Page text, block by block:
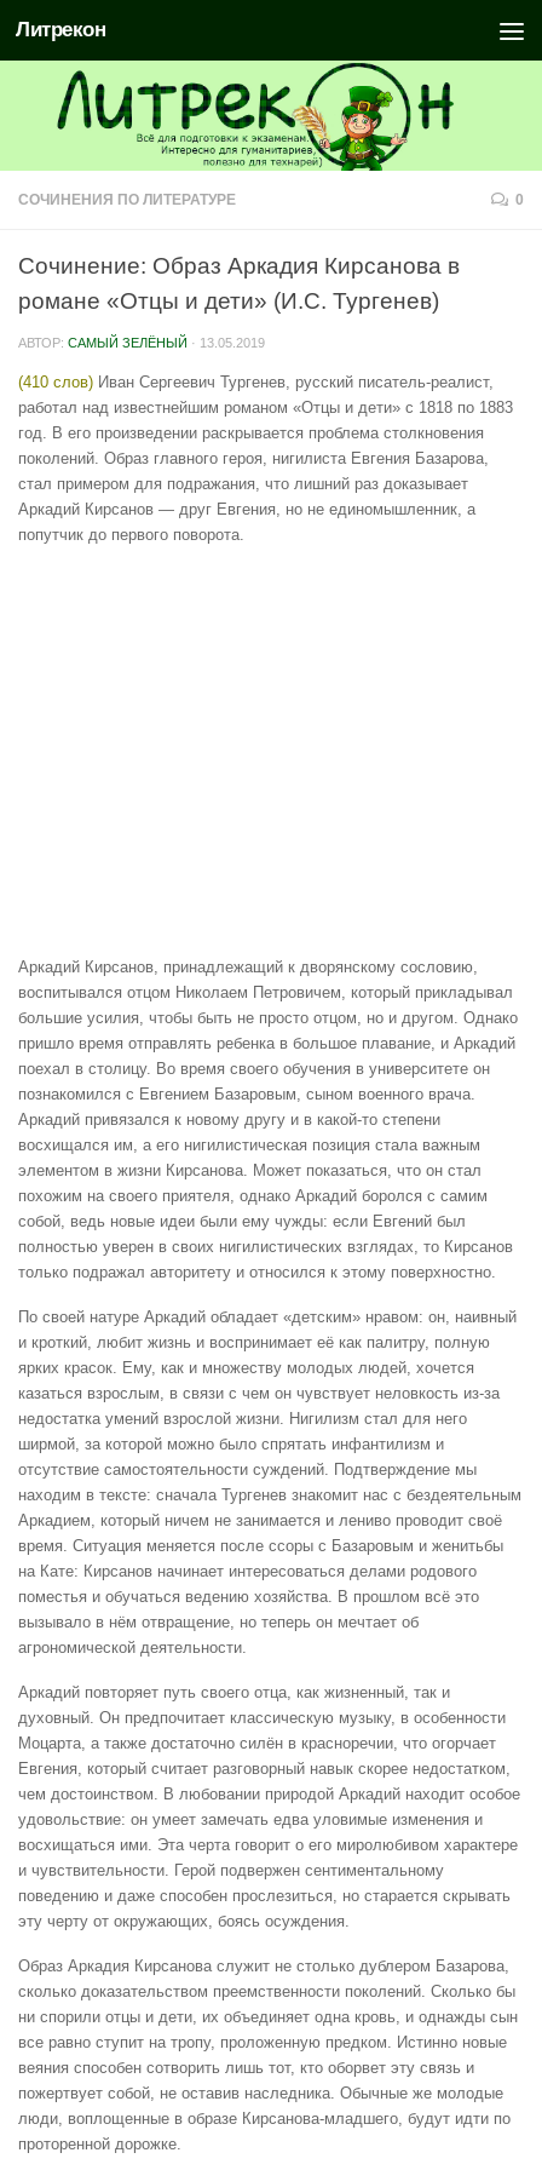
Литрекон
СОЧИНЕНИЯ ПО ЛИТЕРАТУРЕ 0
Сочинение: Образ Аркадия Кирсанова в
романе «Отцы и дети» (И.С. Тургенев)
АВТОР: САМЫЙ ЗЕЛЁНЫЙ · 13.05.2019
(410 слов) Иван Сергеевич Тургенев, русский писатель-реалист,
работал над известнейшим романом «Отцы и дети» с 1818 по 1883
год. В его произведении раскрывается проблема столкновения
поколений. Образ главного героя, нигилиста Евгения Базарова,
стал примером для подражания, что лишний раз доказывает
Аркадий Кирсанов — друг Евгения, но не единомышленник, а
попутчик до первого поворота.
Аркадий Кирсанов, принадлежащий к дворянскому сословию,
воспитывался отцом Николаем Петровичем, который прикладывал
большие усилия, чтобы быть не просто отцом, но и другом. Однако
пришло время отправлять ребенка в большое плавание, и Аркадий
поехал в столицу. Во время своего обучения в университете он
познакомился с Евгением Базаровым, сыном военного врача.
Аркадий привязался к новому другу и в какой-то степени
восхищался им, а его нигилистическая позиция стала важным
элементом в жизни Кирсанова. Может показаться, что он стал
похожим на своего приятеля, однако Аркадий боролся с самим
собой, ведь новые идеи были ему чужды: если Евгений был
полностью уверен в своих нигилистических взглядах, то Кирсанов
только подражал авторитету и относился к этому поверхностно.
По своей натуре Аркадий обладает «детским» нравом: он, наивный
и кроткий, любит жизнь и воспринимает её как палитру, полную
ярких красок. Ему, как и множеству молодых людей, хочется
казаться взрослым, в связи с чем он чувствует неловкость из-за
недостатка умений взрослой жизни. Нигилизм стал для него
ширмой, за которой можно было спрятать инфантилизм и
отсутствие самостоятельности суждений. Подтверждение мы
находим в тексте: сначала Тургенев знакомит нас с бездеятельным
Аркадием, который ничем не занимается и лениво проводит своё
время. Ситуация меняется после ссоры с Базаровым и женитьбы
на Кате: Кирсанов начинает интересоваться делами родового
поместья и обучаться ведению хозяйства. В прошлом всё это
вызывало в нём отвращение, но теперь он мечтает об
агрономической деятельности.
Аркадий повторяет путь своего отца, как жизненный, так и
духовный. Он предпочитает классическую музыку, в особенности
Моцарта, а также достаточно силён в красноречии, что огорчает
Евгения, который считает разговорный навык скорее недостатком,
чем достоинством. В любовании природой Аркадий находит особое
удовольствие: он умеет замечать едва уловимые изменения и
восхищаться ими. Эта черта говорит о его миролюбивом характере
и чувствительности. Герой подвержен сентиментальному
поведению и даже способен прослезиться, но старается скрывать
эту черту от окружающих, боясь осуждения.
Образ Аркадия Кирсанова служит не столько дублером Базарова,
сколько доказательством преемственности поколений. Сколько бы
ни спорили отцы и дети, их объединяет одна кровь, и однажды сын
все равно ступит на тропу, проложенную предком. Истинно новые
веяния способен сотворить лишь тот, кто оборвет эту связь и
пожертвует собой, не оставив наследника. Обычные же молодые
люди, воплощенные в образе Кирсанова-младшего, будут идти по
проторенной дорожке.